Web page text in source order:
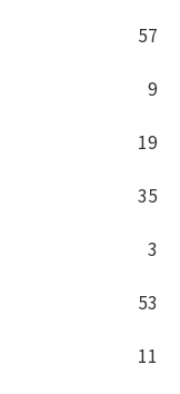
57
9
19
35
3
53
11